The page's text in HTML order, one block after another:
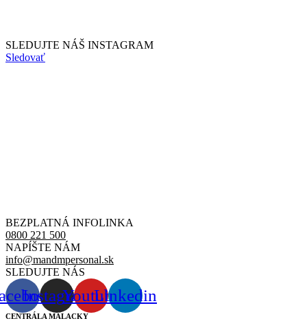
SLEDUJTE NÁŠ INSTAGRAM
Sledovať
BEZPLATNÁ INFOLINKA
0800 221 500
NAPÍŠTE NÁM
info@mandmpersonal.sk
SLEDUJTE NÁS
InstagramYoutubeLinkedin
CENTRÁLA MALACKY